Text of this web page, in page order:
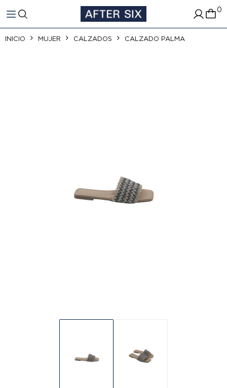
0
INICIO MUJER CALZADOS CALZADO PALMA